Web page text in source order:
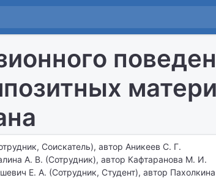
Соискатель), автор Аникеев С. Г.
А. В. (Сотрудник), автор Кафтаранова М. И.
Е. А. (Сотрудник, Студент), автор Пахолкина